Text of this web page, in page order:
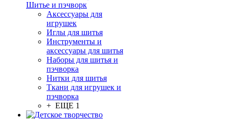
Шитье и пэчворк
Аксессуары для
игрушек
Иглы для шитья
Инструменты и
аксессуары для шитья
Наборы для шитья и
пэчворка
Нитки для шитья
Ткани для игрушек и
пэчворка
+ ЕЩЕ 1